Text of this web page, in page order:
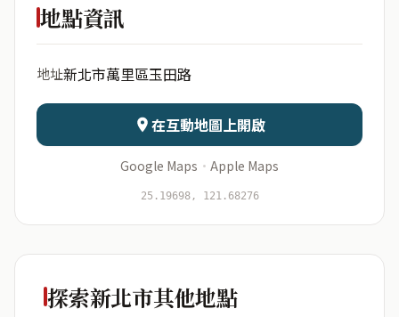
日期 出生時辰
資料僅用於即時分析，不會儲存於伺服器
地點資訊
地址新北市萬里區玉田路
在互動地圖上開啟
Google Maps · Apple Maps
25.19698, 121.68276
探索新北市其他地點